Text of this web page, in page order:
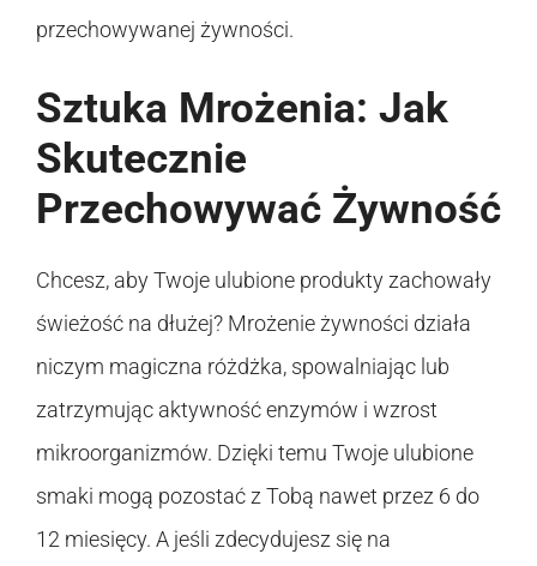
przechowywanej żywności.
Sztuka Mrożenia: Jak
Skutecznie
Przechowywać Żywność
Chcesz, aby Twoje ulubione produkty zachowały
świeżość na dłużej? Mrożenie żywności działa
niczym magiczna różdżka, spowalniając lub
zatrzymując aktywność enzymów i wzrost
mikroorganizmów. Dzięki temu Twoje ulubione
smaki mogą pozostać z Tobą nawet przez 6 do
12 miesięcy. A jeśli zdecydujesz się na